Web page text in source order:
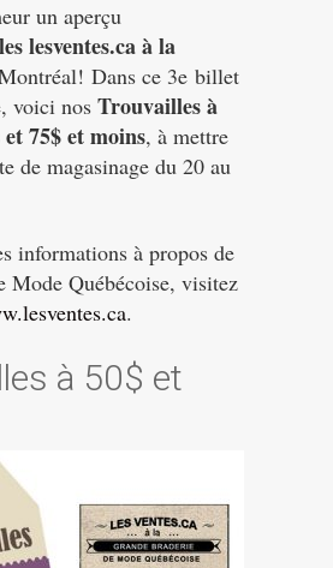
un aperçu
lesventes.ca à la
Dans ce 3e billet
voici nos Trouvailles à
75$ et moins, à mettre
de magasinage du 20 au
informations à propos de
Mode Québécoise, visitez
.
à 50$ et